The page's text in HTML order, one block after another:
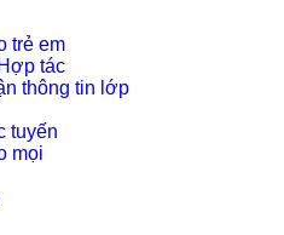
trẻ em
tác
thông tin lớp
tuyến
mọi